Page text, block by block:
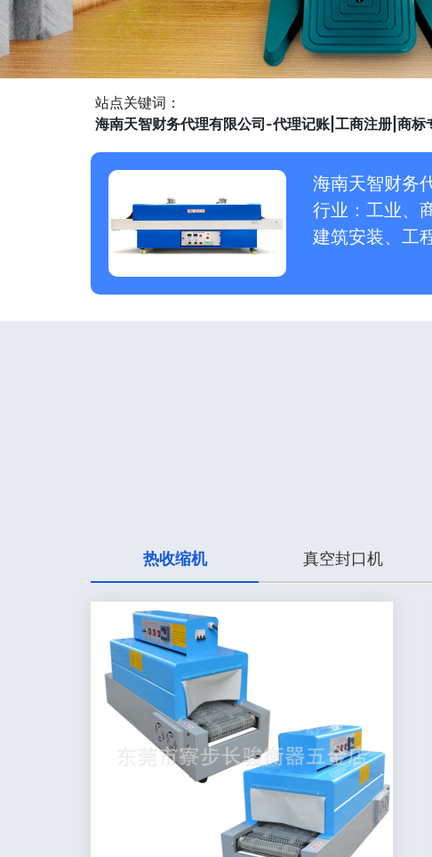
站点关键词：
海南天智财务代理有限公司-代理记账|工商注册|商标
海南天智财务
行业：工业、
建筑安装、工
热收缩机 真空封口机